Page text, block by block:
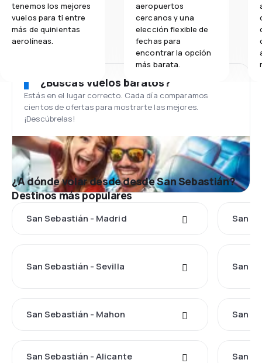
tenemos los mejores
vuelos para ti entre
más de quinientas
aerolíneas.
aeropuertos
cercanos y una
elección flexible de
fechas para
encontrar la opción
más barata.
¿Buscas vuelos baratos?
Estás en el lugar correcto. Cada día comparamos
cientos de ofertas para mostrarte las mejores.
¡Descúbrelas!
¿A dónde volar desde desde San Sebastián?
Destinos más populares
San Sebastián - Madrid San
San Sebastián - Sevilla San
San Sebastián - Mahon San
San Sebastián - Alicante San